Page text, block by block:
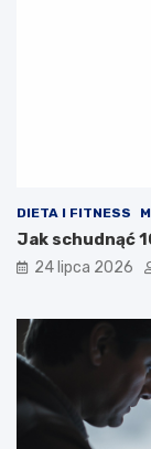
DIETA I FITNESS
Jak schudnąć
24 lipca 2026